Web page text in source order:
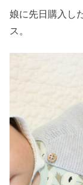
娘に先日購入し
ス。